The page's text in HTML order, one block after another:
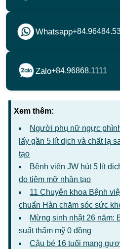
Whatsapp
Zalo+84.96868.1111
Xem thêm:
Người phụ nữ ngực
lấy gần 5 lít dịch và chất lạ
tạo
Bệnh viện JW hút 5 lít
do tiêm mỡ nhân tạo
11 Chuyên khoa Bệnh
chuẩn Hàn chăm sóc sức
Mừng sinh nhật 26 năm:
suất thẩm mỹ 0 đồng
Cậu bé 16 tuổi mang